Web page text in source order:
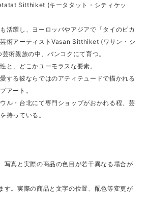
Sitthiket (キータタット・シティケッ
活躍し、ヨーロッパやアジアで「タイのピカ
術アーティストVasan Sitthiket (ワサン・シ
術親族の中、バンコクにて育つ。
と、どこかユーモラスな要素。
する彼ならではのアティテュードで描かれる
アート。
ル・台北にて専門ショップがおかれる程、芸
持っている。
写真と実際の商品の色目が若干異なる場合が
す。実際の商品と文字の位置、配色等変更が